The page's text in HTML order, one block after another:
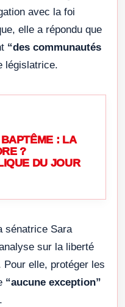
avec la foi
elle a répondu que
“des communautés
législatrice.
: LA
?
DU JOUR
sénatrice Sara
sur la liberté
Pour elle, protéger les
“aucune exception”